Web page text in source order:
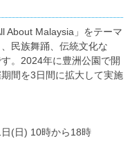
About Malaysia」をテーマ
民族舞踊、伝統文化な
。2024年に豊洲公園で開
間を3日間に拡大して実施
(日) 10時から18時